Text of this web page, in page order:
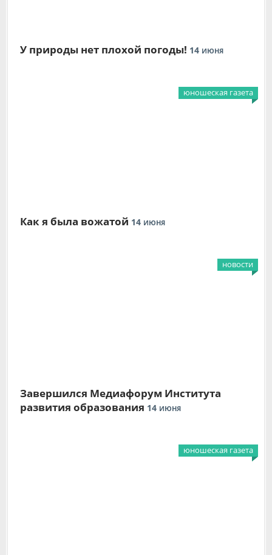
У природы нет плохой погоды! 14 ИЮНЯ
юношеская газета
Как я была вожатой 14 ИЮНЯ
новости
Завершился Медиафорум Института
развития образования 14 ИЮНЯ
юношеская газета